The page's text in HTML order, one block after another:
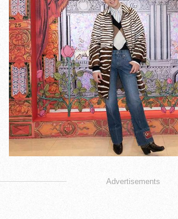
Advertisements